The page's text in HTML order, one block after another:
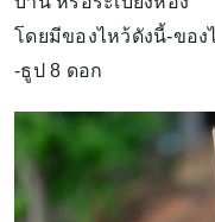
โดยมีของไหว้ดังนี้-ของ
-ธูป 8 ดอก